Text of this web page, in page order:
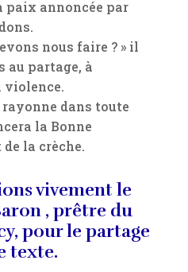
paix annoncée par
nous faire ? » il
au partage, à
violence.
dans toute
la Bonne
la crèche.
vivement le
, prêtre du
pour le partage
texte.